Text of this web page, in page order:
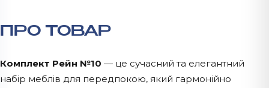
ПРО ТОВАР
Комплект Рейн №10 — це сучасний та елегантний
набір меблів для передпокою, який гармонійно